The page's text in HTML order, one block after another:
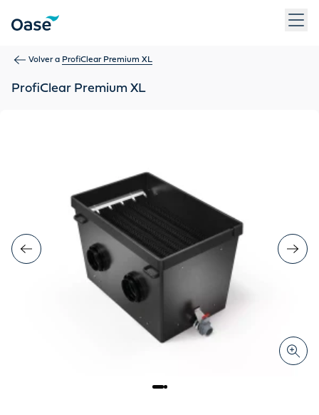
Volver a ProfiClear Premium XL
ProfiClear Premium XL